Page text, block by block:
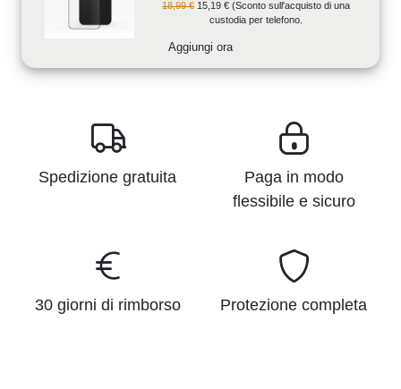
18,99 € 15,19 € (Sconto sull'acquisto di una
custodia per telefono.
Aggiungi ora
Spedizione gratuita
Paga in modo
flessibile e sicuro
30 giorni di rimborso Protezione completa